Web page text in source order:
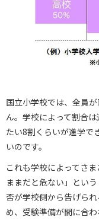
国立小学校では、全員
ん。学校によって割合
たい8割くらいが進学で
いのです。
これも学校によってさ
ままだと危ない」とい
否が学校側から告げら
め、受験準備が間に合